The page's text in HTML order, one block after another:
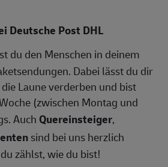
Deutsche Post DHL
du den Menschen in deinem
Dabei lässt du dir
Laune verderben und bist
(zwischen Montag und
Auch Quereinsteiger,
sind bei uns herzlich
zählst, wie du bist!